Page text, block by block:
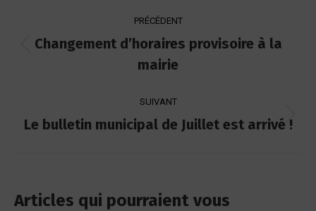
article
PRÉCÉDENT
Article
précédent
Changement d’horaires provisoire à la
mairie
SUIVANT
Article
Le bulletin municipal de Juillet est arrivé !
Articles qui pourraient vous